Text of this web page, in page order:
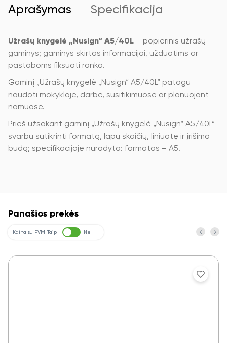
viršeliai
Aprašymas Specifikacija
Užrašų knygelė „Nusign“ A5/40L – popierinis užrašų
gaminys; gaminys skirtas informacijai, užduotims ar
pastaboms fiksuoti ranka.
Gaminį „Užrašų knygelė „Nusign“ A5/40L“ patogu
naudoti mokykloje, darbe, susitikimuose ar planuojant
namuose.
Prieš užsakant gaminį „Užrašų knygelė „Nusign“ A5/40L“
svarbu sutikrinti formatą, lapų skaičių, liniuotę ir įrišimo
būdą; specifikacijoje nurodyta: formatas – A5.
Panašios prekės
Kaina su PVM Taip Ne